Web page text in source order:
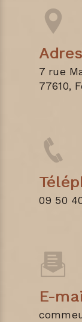
7 rue
77610,
09 50
E-